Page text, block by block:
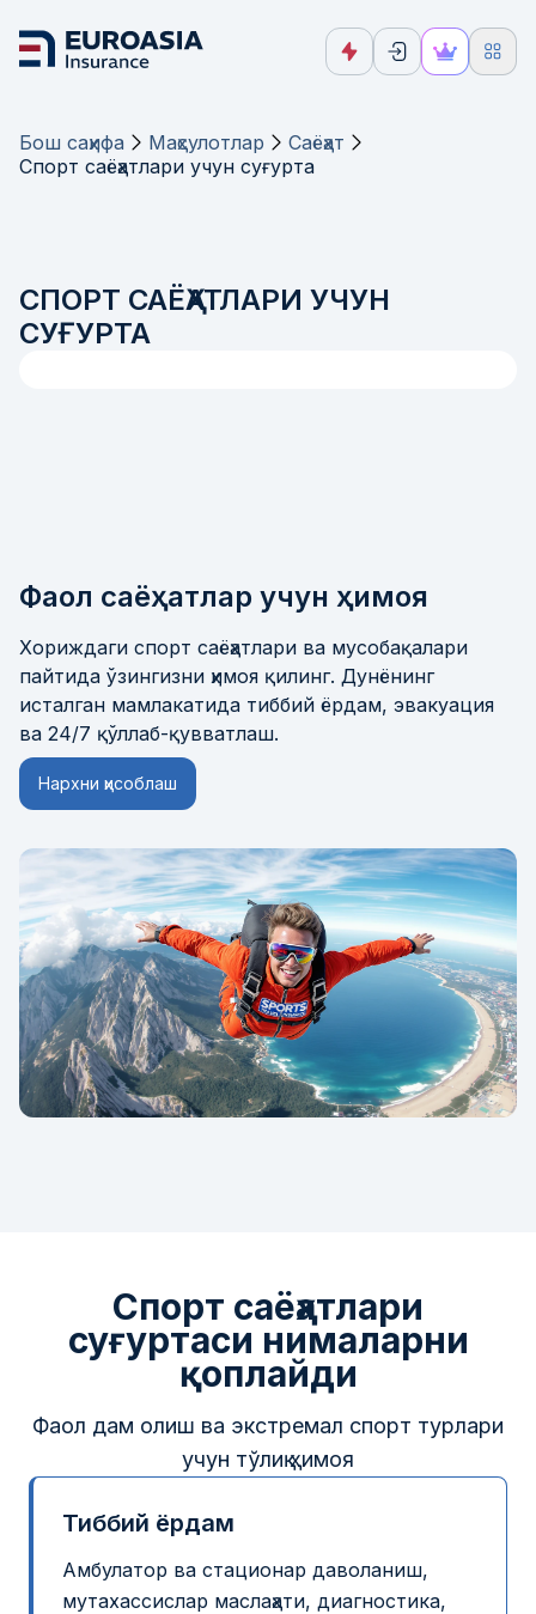
Бош саҳифа Маҳсулотлар
Саёҳат
Спорт саёҳатлари учун суғурта
СПОРТ САЁҲАТЛАРИ УЧУН
СУҒУРТА
Фаол саёҳатлар учун ҳимоя
Хориждаги спорт саёҳатлари ва мусобақалари
пайтида ўзингизни ҳимоя қилинг. Дунёнинг
исталган мамлакатида тиббий ёрдам, эвакуация
ва 24/7 қўллаб-қувватлаш.
Нархни ҳисоблаш
Спорт саёҳатлари
суғуртаси нималарни
қоплайди
Фаол дам олиш ва экстремал спорт турлари
учун тўлиқ ҳимоя
Тиббий ёрдам
Амбулатор ва стационар даволаниш,
мутахассислар маслаҳати, диагностика,